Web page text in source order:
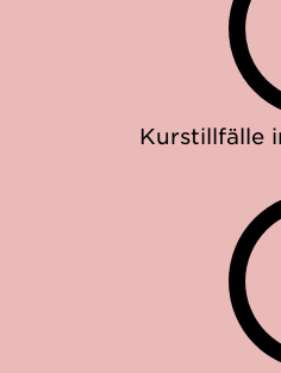
Kurstillfälle